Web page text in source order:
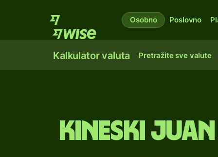
Osobno Poslovno
Kalkulator valuta Pretražite sve valute
Kineski juan